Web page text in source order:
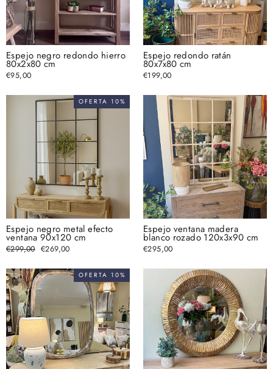
Espejo negro redondo hierro
80x2x80 cm
€95,00
Espejo redondo ratán
80x7x80 cm
€199,00
OFERTA 10%
Espejo negro metal efecto
ventana 90x120 cm
Precio
habitual
€299,00 Precio
€269,00
Espejo ventana madera
blanco rozado 120x3x90 cm
€295,00
OFERTA 10%